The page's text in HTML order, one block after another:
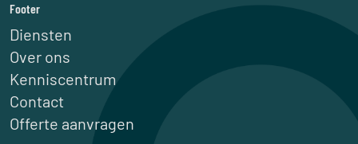
Footer
Diensten
Over ons
Kenniscentrum
Contact
Offerte aanvragen